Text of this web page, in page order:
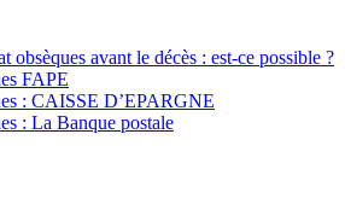
obsèques avant le décès : est-ce possible ?
FAPE
: CAISSE D’EPARGNE
: La Banque postale